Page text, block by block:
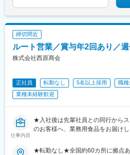
締切間近
ルート営業／賞与年2回あり／
株式会社西原商会
正社員 転勤なし 5名以上採用
職種
業種未経験歓迎
仕事内容
★入社後は先輩社員との同行から
のお客様へ、業務用食品をお届け
★転勤なし★全国約60カ所に拠点